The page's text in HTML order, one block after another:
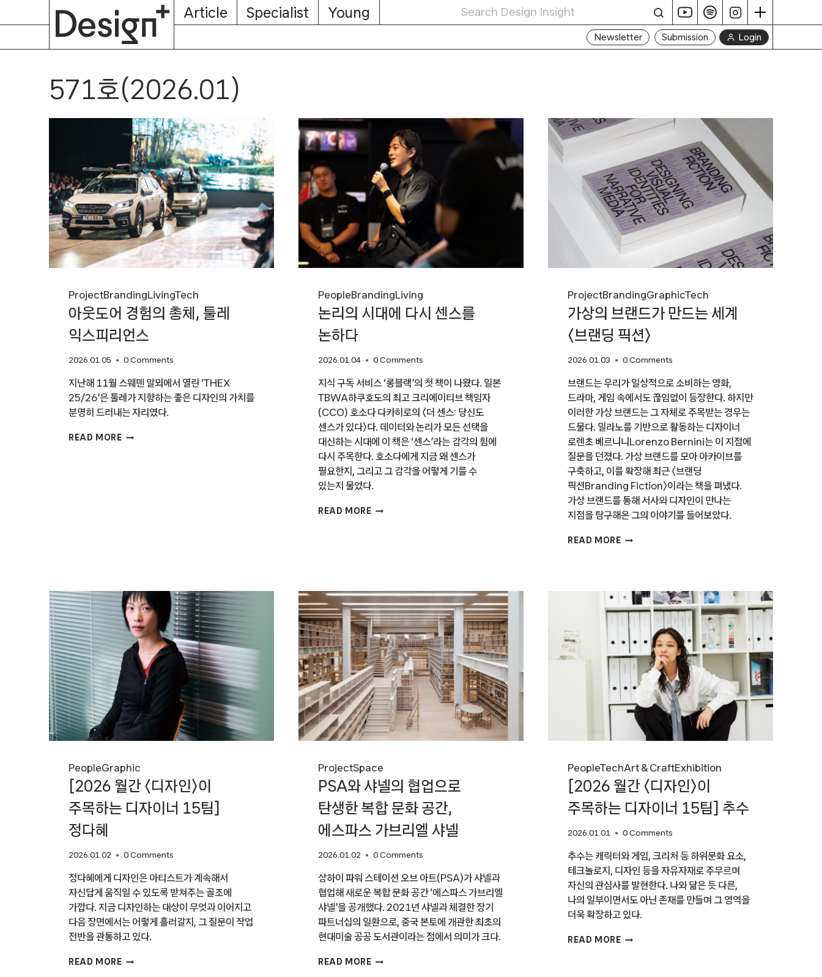
Article Specialist Young
Newsletter Submission Login
571호(2026.01)
ProjectBrandingLivingTech
아웃도어 경험의 총체, 툴레
익스피리언스
2026.01.05 0 Comments
지난해 11월 스웨덴 말뫼에서 열린 ‘THEX
25/26’은 툴레가 지향하는 좋은 디자인의 가치를
분명히 드러내는 자리였다.
READ MORE아웃도어
PeopleBrandingLiving
논리의 시대에 다시 센스를
논하다
2026.01.04 0 Comments
지식 구독 서비스 ‘롱블랙’의 첫 책이 나왔다. 일본
TBWA하쿠호도의 최고 크리에이티브 책임자
(CCO) 호소다 다카히로의 〈더 센스: 당신도
센스가 있다〉다. 데이터와 논리가 모든 선택을
대신하는 시대에 이 책은 ‘센스’라는 감각의 힘에
다시 주목한다. 호소다에게 지금 왜 센스가
필요한지, 그리고 그 감각을 어떻게 기를 수
있는지 물었다.
READ MORE논리의
ProjectBrandingGraphicTech
가상의 브랜드가 만드는 세계
〈브랜딩 픽션〉
2026.01.03 0 Comments
브랜드는 우리가 일상적으로 소비하는 영화,
드라마, 게임 속에서도 끊임없이 등장한다. 하지만
이러한 가상 브랜드는 그 자체로 주목받는 경우는
드물다. 밀라노를 기반으로 활동하는 디자이너
로렌초 베르니니Lorenzo Bernini는 이 지점에
질문을 던졌다. 가상 브랜드를 모아 아카이브를
구축하고, 이를 확장해 최근 〈브랜딩
픽션Branding Fiction〉이라는 책을 펴냈다.
가상 브랜드를 통해 서사와 디자인이 만나는
지점을 탐구해온 그의 이야기를 들어보았다.
READ MORE가상의
픽션〉
PeopleGraphic
[2026 월간 〈디자인〉이
주목하는 디자이너 15팀]
정다혜
2026.01.02 0 Comments
정다혜에게 디자인은 아티스트가 계속해서
자신답게 움직일 수 있도록 받쳐주는 골조에
가깝다. 지금 디자인하는 대상이 무엇과 이어지고
다음 장면에서는 어떻게 흘러갈지, 그 질문이 작업
전반을 관통하고 있다.
READ MORE[2026
ProjectSpace
PSA와 샤넬의 협업으로
탄생한 복합 문화 공간,
에스파스 가브리엘 샤넬
2026.01.02 0 Comments
상하이 파워 스테이션 오브 아트(PSA)가 샤넬과
협업해 새로운 복합 문화 공간 ‘에스파스 가브리엘
샤넬’을 공개했다. 2021년 샤넬과 체결한 장기
파트너십의 일환으로, 중국 본토에 개관한 최초의
현대미술 공공 도서관이라는 점에서 의미가 크다.
READ MOREPSA와
PeopleTechArt & CraftExhibition
[2026 월간 〈디자인〉이
주목하는 디자이너 15팀] 추수
2026.01.01 0 Comments
추수는 캐릭터와 게임, 크리처 등 하위문화 요소,
테크놀로지, 디자인 등을 자유자재로 주무르며
자신의 관심사를 발현한다. 나와 닮은 듯 다른,
나의 일부이면서도 아닌 존재를 만들며 그 영역을
더욱 확장하고 있다.
READ MORE[2026
About
Subscription
Magazine